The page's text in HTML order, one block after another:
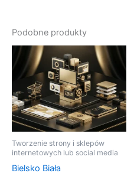
Podobne produkty
Tworzenie strony i sklepów
internetowych lub social media
Bielsko Biała